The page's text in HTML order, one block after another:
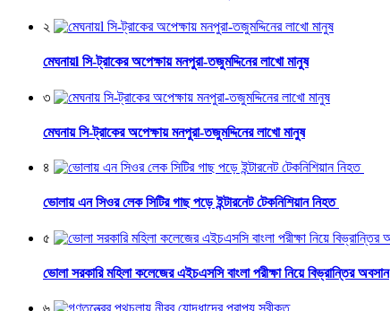
২
মেঘনায়l সি-ট্রাকের অপেক্ষায় মনপুরা-তজুমদ্দিনের লাখো মানুষ
৩
মেঘনায় সি-ট্রাকের অপেক্ষায় মনপুরা-তজুমদ্দিনের লাখো মানুষ
৪
ভোলায় এন সিওর লেক সিটির গাছ পড়ে ইন্টারনেট টেকনিশিয়ান নিহত
৫
ভোলা সরকারি মহিলা কলেজের এইচএসসি বাংলা পরীক্ষা নিয়ে বিভ্রান্তির অবসান